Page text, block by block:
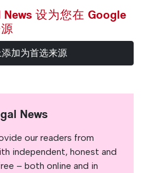
设为您在 Google
加为首选来源
News
our readers from
independent, honest and
– both online and in